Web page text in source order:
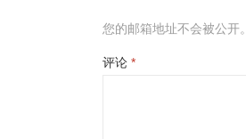
您的邮箱地址不会被公开。
评论 *